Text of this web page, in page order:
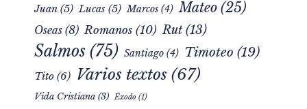
Juan (5) Lucas (5) Marcos (4) Mateo (25)
Oseas (8) Romanos (10) Rut(13)
Salmos (75) Santiago (4) Timoteo (19)
Tito (6) Varios textos (67)
Vida Cristiana (3) Éxodo (1)